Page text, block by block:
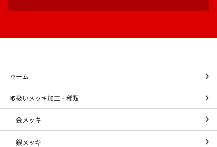
ホーム
取扱いメッキ加工・種類
金メッキ
銀メッキ